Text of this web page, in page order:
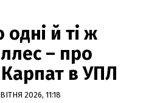
й ті ж
– про
в УПЛ
2026, 11:18